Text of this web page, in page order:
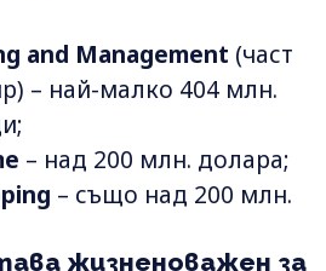
and Management (част
– най-малко 404 млн.
– над 200 млн. долара;
– също над 200 млн.
жизненоважен за